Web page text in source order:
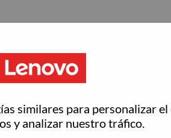
similares para personalizar
y analizar nuestro tráfico.